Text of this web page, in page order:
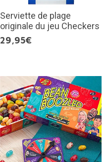
Serviette de plage
originale du jeu Checkers
29,95€